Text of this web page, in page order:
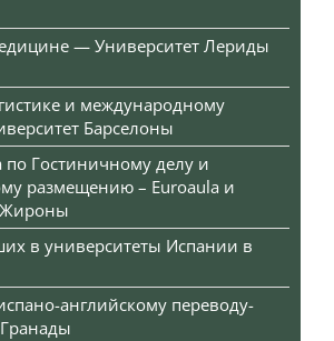
— Университет Лериды
и международному
Барселоны
по Гостиничному делу и
размещению – Euroaula и
Жироны
в университеты Испании в
английскому переводу-